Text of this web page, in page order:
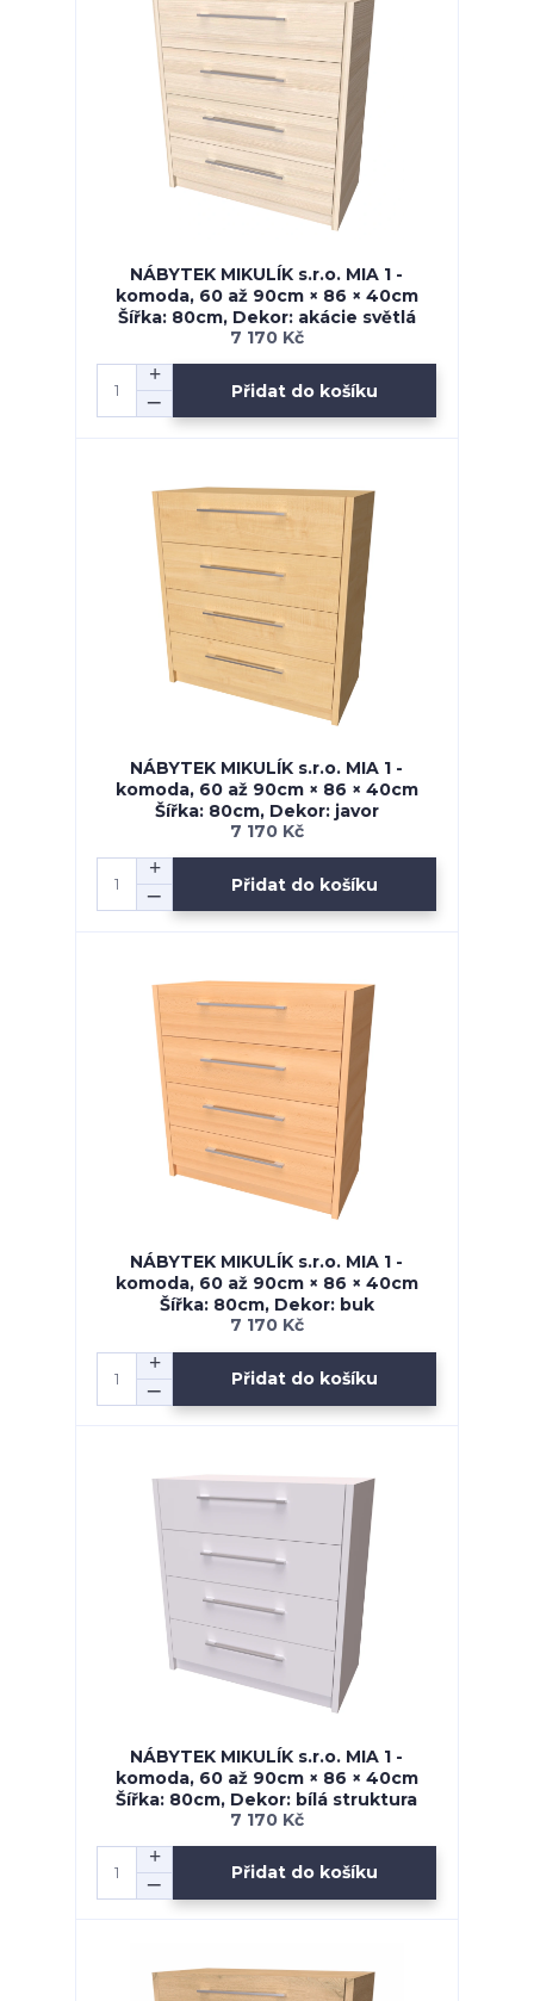
NÁBYTEK MIKULÍK s.r.o. MIA 1 -
komoda, 60 až 90cm × 86 × 40cm
Šířka: 80cm, Dekor: akácie světlá
7 170 Kč
Přidat do košíku
NÁBYTEK MIKULÍK s.r.o. MIA 1 -
komoda, 60 až 90cm × 86 × 40cm
Šířka: 80cm, Dekor: javor
7 170 Kč
Přidat do košíku
NÁBYTEK MIKULÍK s.r.o. MIA 1 -
komoda, 60 až 90cm × 86 × 40cm
Šířka: 80cm, Dekor: buk
7 170 Kč
Přidat do košíku
NÁBYTEK MIKULÍK s.r.o. MIA 1 -
komoda, 60 až 90cm × 86 × 40cm
Šířka: 80cm, Dekor: bílá struktura
7 170 Kč
Přidat do košíku